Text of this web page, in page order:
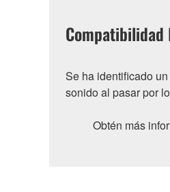
Compatibilidad
Se ha identificado
sonido al pasar por
Obtén más